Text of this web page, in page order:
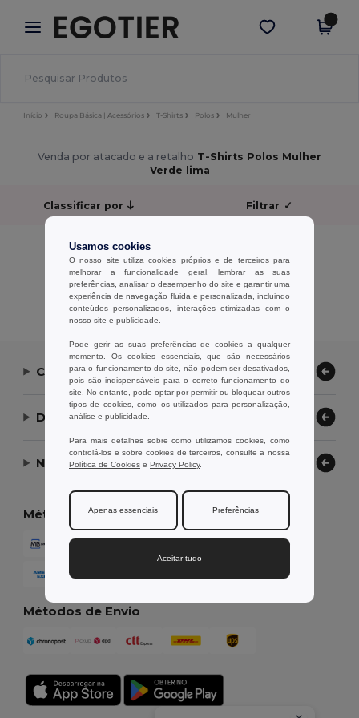
× App Egotier
Melhores preços na app!
Obter app
Início Roupa Básica | Acessórios T-Shirts Polos Mulher
Venda por atacado e a retalho T-Shirts Polos Mulher
Verde lima
Classificar por Filtrar ✓
Sem resultados.
Sem resultados.
Exibindo Todos Os Produtos.
Contate-nos
Deixe-nos ajudar
Nossa Empresa
Métodos de Pagamento
Métodos de Envio
Usamos cookies
O nosso site utiliza cookies próprios e de terceiros para
melhorar a funcionalidade geral, lembrar as suas
preferências, analisar o desempenho do site e garantir uma
experiência de navegação fluida e personalizada, incluindo
conteúdos personalizados, interações otimizadas com o
nosso site e publicidade.
Pode gerir as suas preferências de cookies a qualquer
momento. Os cookies essenciais, que são necessários
para o funcionamento do site, não podem ser desativados,
pois são indispensáveis para o correto funcionamento do
site. No entanto, pode optar por permitir ou bloquear outros
tipos de cookies, como os utilizados para personalização,
análise e publicidade.
Para mais detalhes sobre como utilizamos cookies, como
controlá-los e sobre cookies de terceiros, consulte a nossa
Política de Cookies e Privacy Policy.
Apenas essenciais Preferências
Aceitar tudo